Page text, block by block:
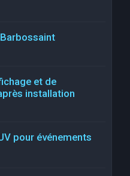
et de
installation
pour événements